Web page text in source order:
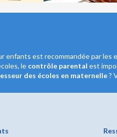
enfants est recommandée par
le contrôle parental est
des écoles en maternelle?